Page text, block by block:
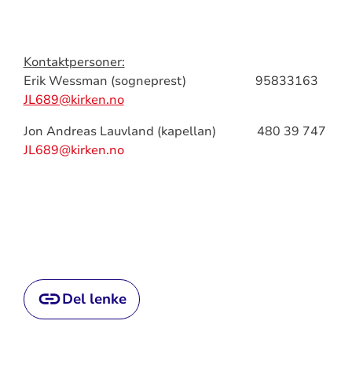
Kontaktpersoner:
Erik Wessman (sogneprest) 95833163
JL689@kirken.no
Jon Andreas Lauvland (kapellan) 480 39 747
JL689@kirken.no
Del lenke